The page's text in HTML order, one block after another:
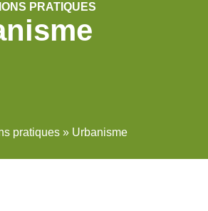
PRATIQUES
pratiques » Urbanisme